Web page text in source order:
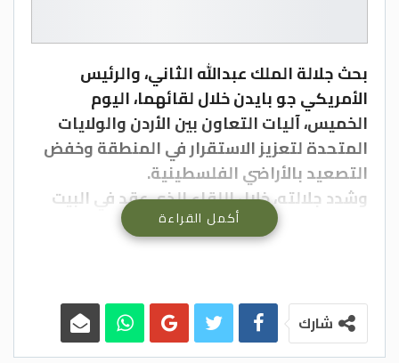
بحث جلالة الملك عبدالله الثاني، والرئيس
الأمريكي جو بايدن خلال لقائهما، اليوم
الخميس، آليات التعاون بين الأردن والولايات
المتحدة لتعزيز الاستقرار في المنطقة وخفض
التصعيد بالأراضي الفلسطينية.
وشدد جلالته، خلال اللقاء الذي عقد في البيت
الأبيض، بحضور سمو الأمير الحسين بن عبدالله
الثاني ولي العهد، على الدور القيادي للولايات
سياسي حقيقي للحفاظ على فرص تحقيق
السلام الشامل والعادل القائم على حل
الدولتين.
أكمل القراءة
شارك